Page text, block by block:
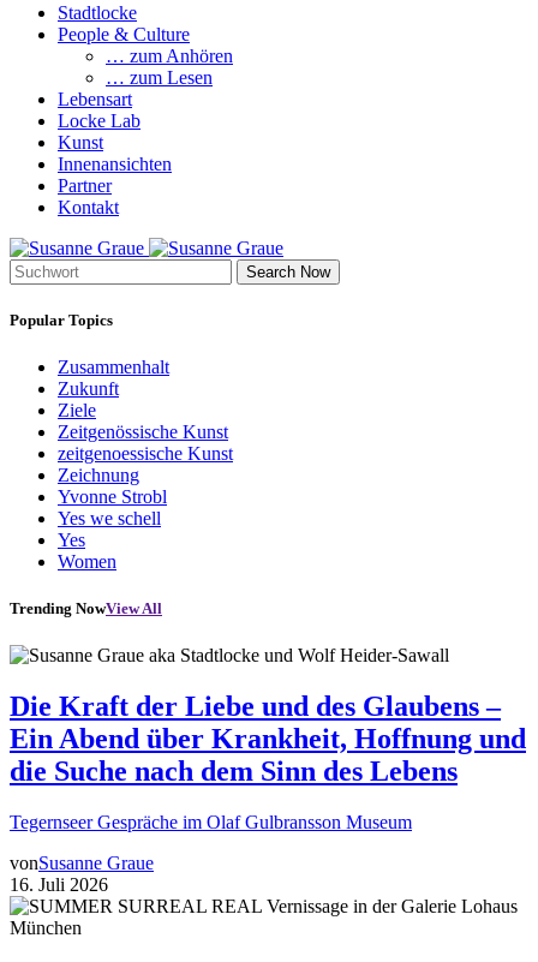
Stadtlocke
People & Culture
… zum Anhören
… zum Lesen
Lebensart
Locke Lab
Kunst
Innenansichten
Partner
Kontakt
Search Now
Popular Topics
Zusammenhalt
Zukunft
Ziele
Zeitgenössische Kunst
zeitgenoessische Kunst
Zeichnung
Yvonne Strobl
Yes we schell
Yes
Women
Trending NowView All
Die Kraft der Liebe und des Glaubens –
Ein Abend über Krankheit, Hoffnung und
die Suche nach dem Sinn des Lebens
Tegernseer Gespräche im Olaf Gulbransson Museum
vonSusanne Graue
16. Juli 2026